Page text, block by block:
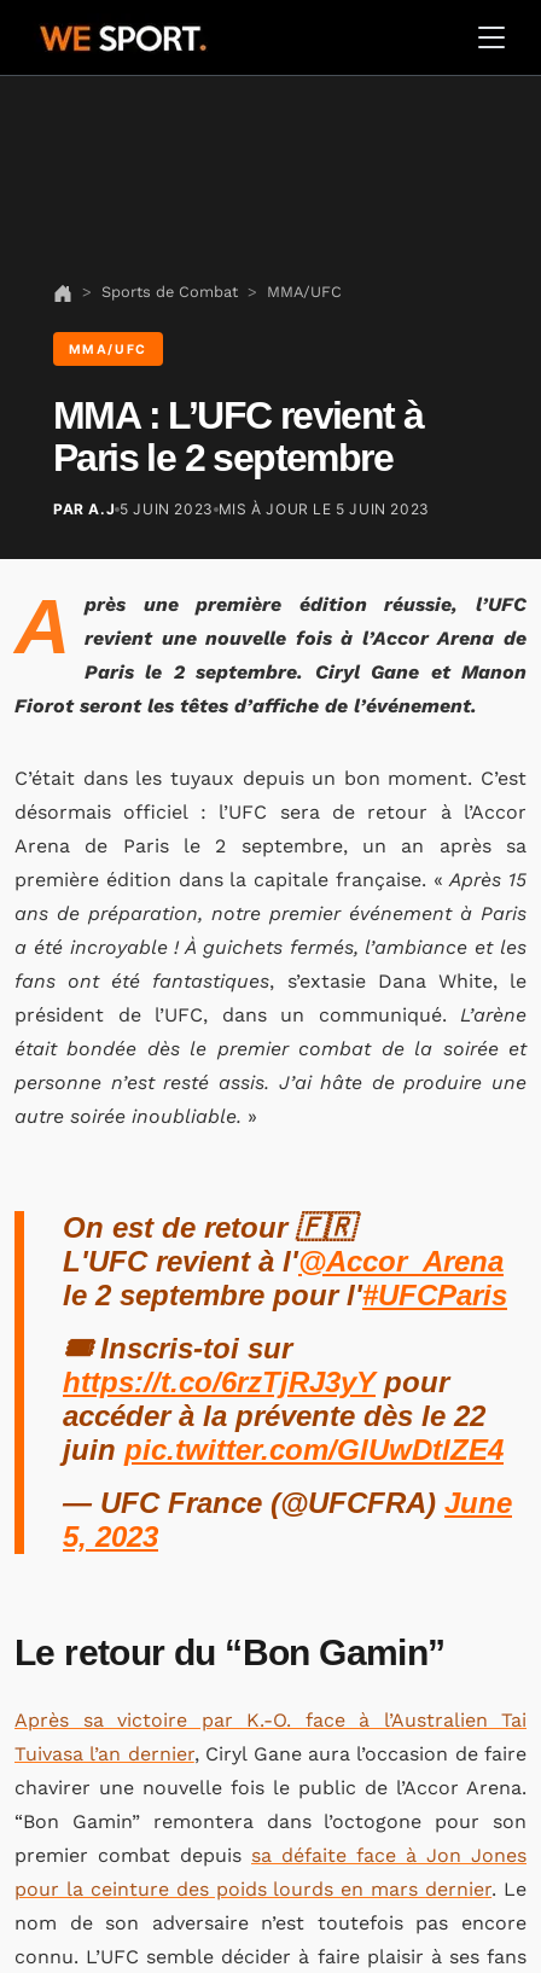
Sports de Combat MMA/UFC
MMA/UFC
MMA : L’UFC revient à
Paris le 2 septembre
PAR A.J 5 JUIN 2023 MIS À JOUR LE 5 JUIN 2023
A
près une première édition réussie, l’UFC
revient une nouvelle fois à l’Accor Arena de
Paris le 2 septembre. Ciryl Gane et Manon
Fiorot seront les têtes d’affiche de l’événement.
C’était dans les tuyaux depuis un bon moment. C’est
désormais officiel : l’UFC sera de retour à l’Accor
Arena de Paris le 2 septembre, un an après sa
première édition dans la capitale française. «Après 15
ans de préparation, notre premier événement à Paris
a été incroyable ! À guichets fermés, l’ambiance et les
fans ont été fantastiques, s’extasie Dana White, le
président de l’UFC, dans un communiqué. L’arène
était bondée dès le premier combat de la soirée et
personne n’est resté assis. J’ai hâte de produire une
autre soirée inoubliable. »
On est de retour 🇫🇷
L'UFC revient à l'@Accor_Arena
le 2 septembre pour l'#UFCParis
🎟️ Inscris-toi sur
https://t.co/6rzTjRJ3yYpour
accéder à la prévente dès le 22
juin pic.twitter.com/GlUwDtlZE4
— UFC France (@UFCFRA) June
5, 2023
Le retour du “Bon Gamin”
Après sa victoire par K.-O. face à l’Australien Tai
Tuivasa l’an dernier, Ciryl Gane aura l’occasion de faire
chavirer une nouvelle fois le public de l’Accor Arena.
“Bon Gamin” remontera dans l’octogone pour son
premier combat depuis sa défaite face à Jon Jones
pour la ceinture des poids lourds en mars dernier. Le
nom de son adversaire n’est toutefois pas encore
connu. L’UFC semble décider à faire plaisir à ses fans